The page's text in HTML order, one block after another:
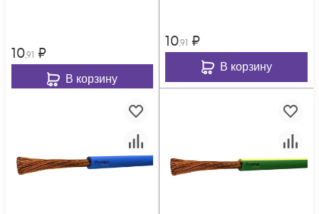
10,91 ₽
В корзину
10,91 ₽
В корзину